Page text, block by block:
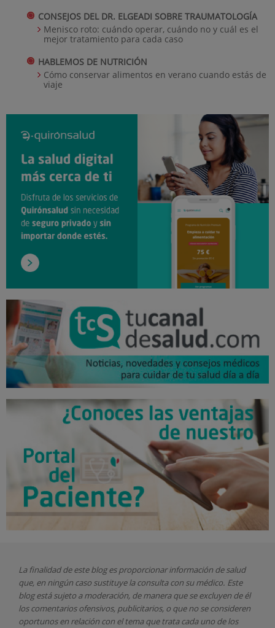
CONSEJOS DEL DR. ELGEADI SOBRE TRAUMATOLOGÍA
Menisco roto: cuándo operar, cuándo no y cuál es el
mejor tratamiento para cada caso
HABLEMOS DE NUTRICIÓN
Cómo conservar alimentos en verano cuando estás de
viaje
La finalidad de este blog es proporcionar información de salud
que, en ningún caso sustituye la consulta con su médico. Este
blog está sujeto a moderación, de manera que se excluyen de él
los comentarios ofensivos, publicitarios, o que no se consideren
oportunos en relación con el tema que trata cada uno de los